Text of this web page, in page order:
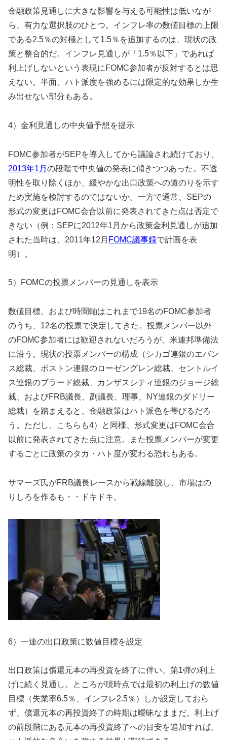
金融政策見通しに大きな影響を与える可能性は低いなが
ら、有力な選択肢のひとつ。インフレ率の数値目標の上限
である2.5％の対極として1.5％を追加するのは、 現状の政
策と整合的だ。インフレ見通しが「1.5％以下」 であれば
利上げしないという表現にFOMC参加者が反対するとは思
えない。半面、ハト派度を強めるには限定的な効果しか生
み出せない部分もある。
4）金利見通しの中央値予想を提示
FOMC参加者がSEPを導入してから議論され続けており、
2013年1月 の段階で中央値の発表に傾きつつあった。 不透
明性を取り除くほか、緩やかな出口政策への道のりを示す
ため実施を検討するのではないか。一方で通常、SEPの
形式の変更はFOMC会合以前に発表されてきた点は否定で
きない（例：SEPに2012年1月から政策金利見通しが追加
された当時は、2011年12月 FOMC議事録で計画を表
明）。
5）FOMCの投票メンバーの見通しを表示
数値目標、および時間軸はこれまで19名のFOMC参加者
のうち
、12名の投票で決定してきた。投票メンバー以外
のFOMC参加者には歓迎されないだろうが、米連邦準備法
に沿う。 現状の投票メンバーの構成（シカゴ連銀のエバン
ス総裁、 ボストン連銀のローゼングレン総裁、 セントルイ
ス連銀のブラード総裁、
カンザスシティ連銀のジョージ総
裁、およびFRB議長、副議長、 理事、NY連銀のダドリー
総裁）を踏まえると、 金融政策はハト派色を帯びるだろ
う。ただし、こちらも4）と同様、 形式変更はFOMC会合
以前に発表されてきた点に注意。また投票メンバーが変更
するごとに政策のタカ・ハト度が変わる恐れもある。
サマーズ氏がFRB議長レースから戦線離脱し、市場はの
りしろを作るも・・ドキドキ。
6）一連の出口政策に数値目標を設定
出口政策は償還元本の再投資を終了に伴い、第1弾の利上
げに続く見通し。ところが現時点では最初の利上げの数値
目標（失業率6.5％、 インフレ2.5％）しか設定しておら
ず、償還元本の再投資終了の時期は曖昧なままだ。 利上げ
の前段階にある元本の再投資終了への目安を追加すれば、